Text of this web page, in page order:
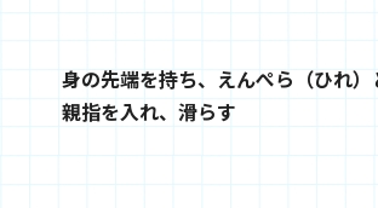
身の先端を持ち、えんぺら（ひれ
親指を入れ、滑らす